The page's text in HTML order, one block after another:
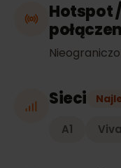
Hotspot
Sieci
A1